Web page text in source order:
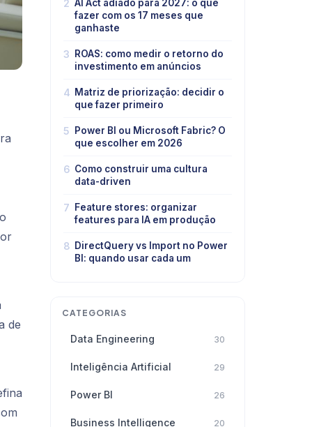
de
2 AI Act adiado para 2027: o que
fazer com os 17 meses que
ganhaste
3
ROAS: como medir o retorno do
investimento em anúncios
4 Matriz de priorização: decidir o
que fazer primeiro
5
Power BI ou Microsoft Fabric? O
que escolher em 2026
6 Como construir uma cultura
data-driven
7
Feature stores: organizar
features para IA em produção
8 DirectQuery vs Import no Power
BI: quando usar cada um
CATEGORIAS
Data Engineering 30
Inteligência Artificial 29
Power BI 26
Business Intelligence 20